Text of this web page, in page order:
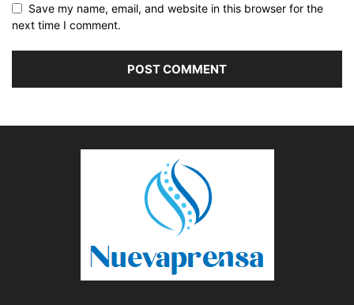
Save my name, email, and website in this browser for the
next time I comment.